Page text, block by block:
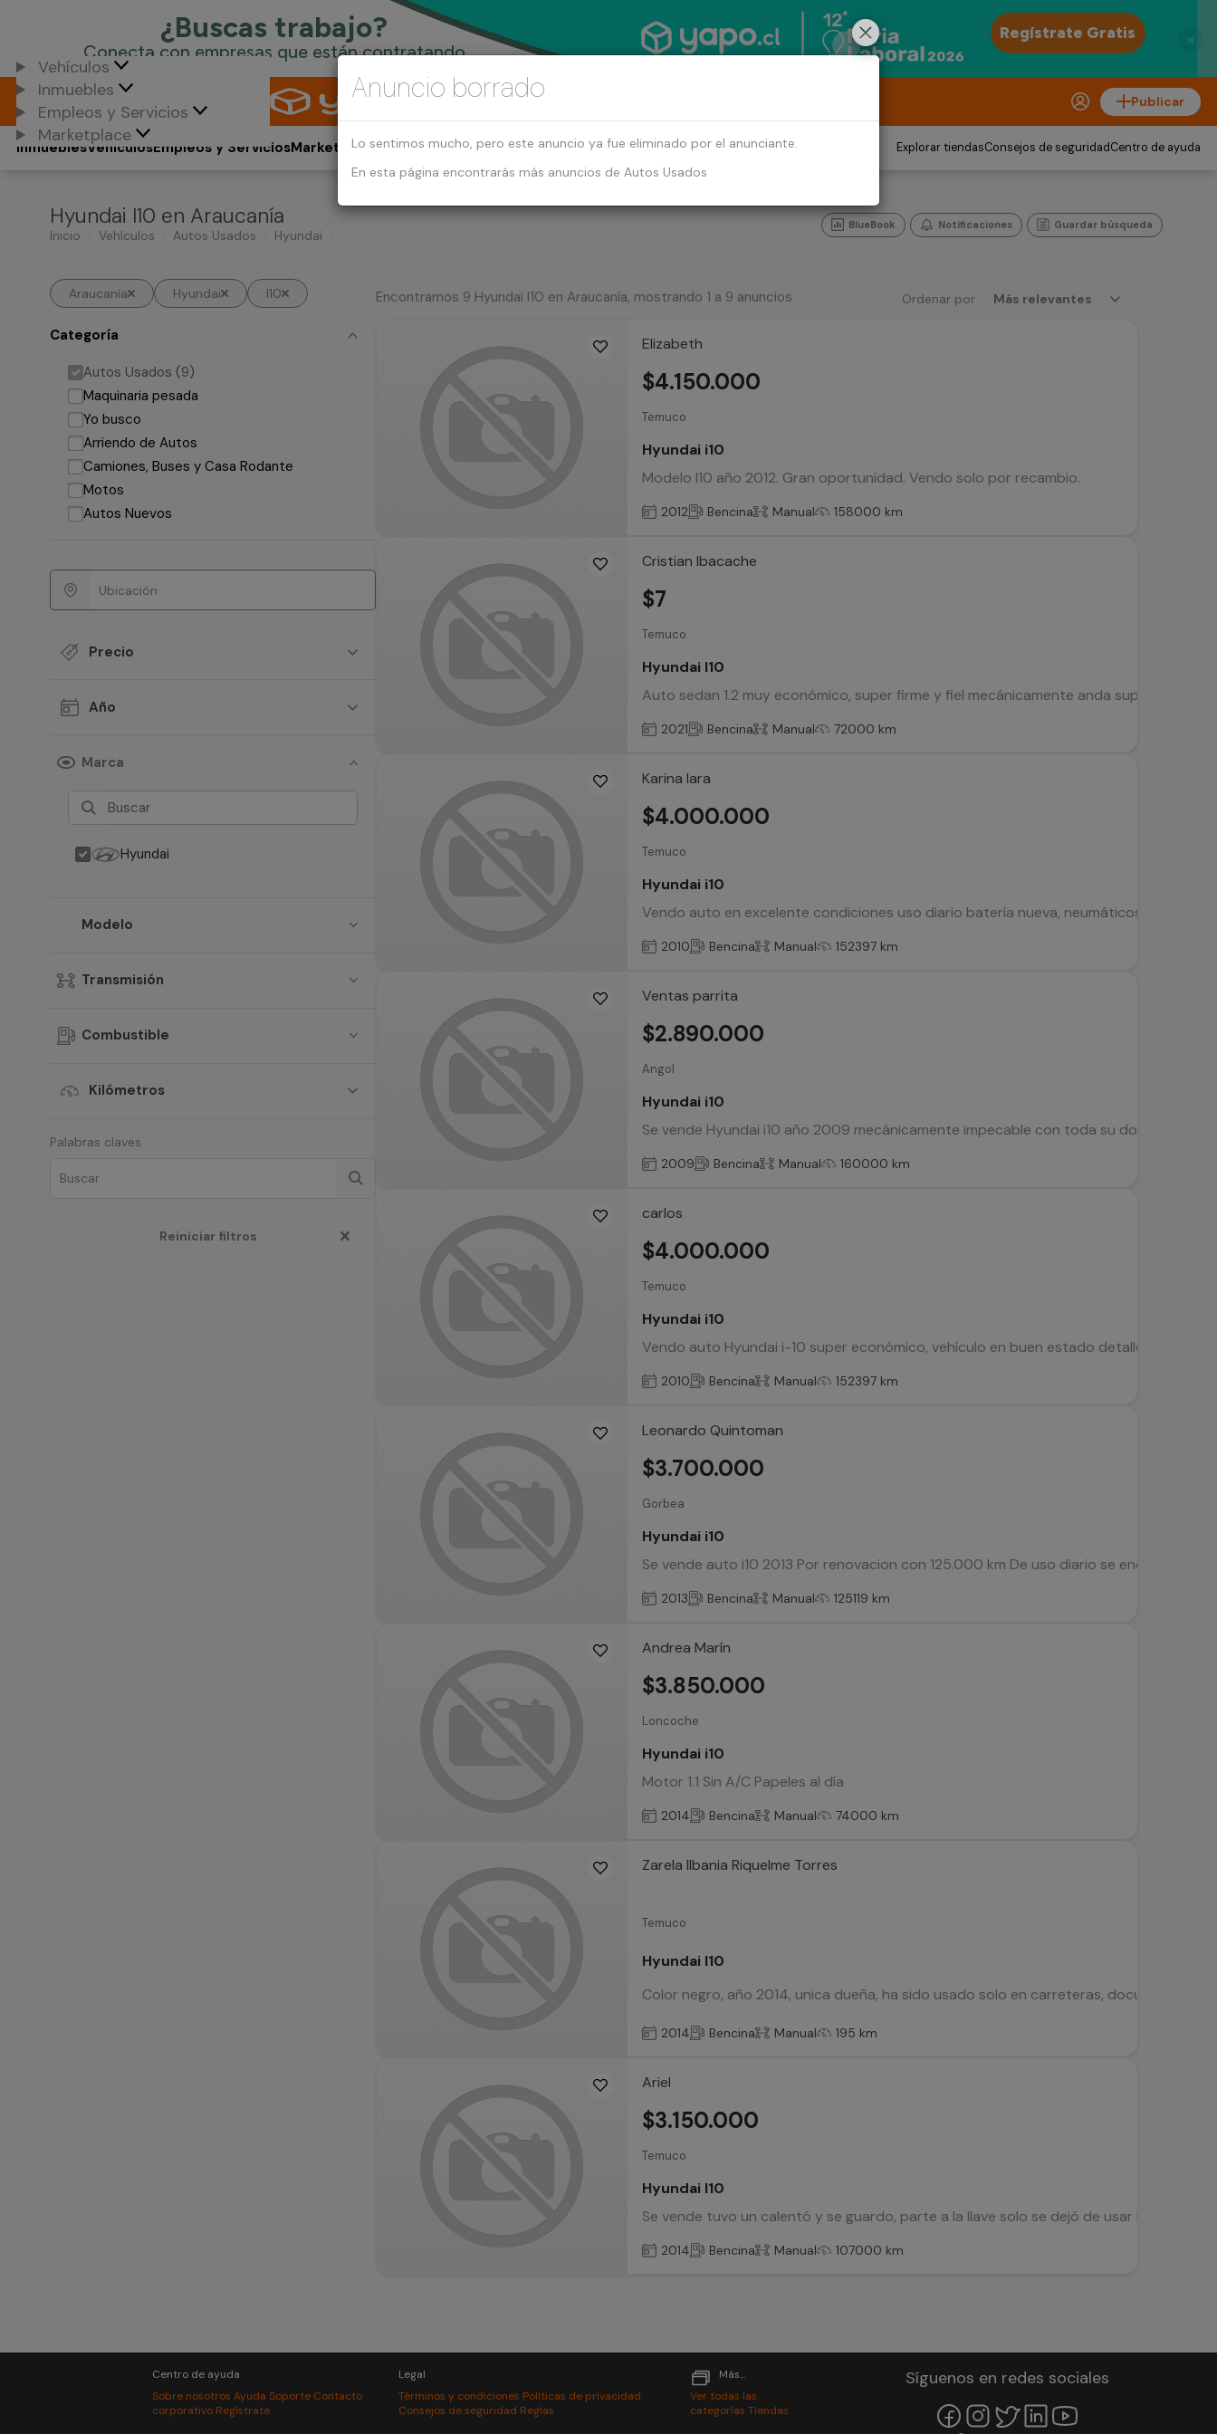
×
Vehículos
Inmuebles
Empleos y Servicios
Marketplace
Publicar
Vehículos
Inmuebles Empleos y ServiciosMarketplace Explorar tiendasConsejos de seguridadCentro de ayuda
Hyundai I10 en Araucanía
Inicio Vehículos Autos Usados Hyundai
BlueBook Notificaciones Guardar búsqueda
Araucanía Hyundai I10
Categoría
Autos Usados (9)
Maquinaria pesada
Yo busco
Arriendo de Autos
Camiones, Buses y Casa Rodante
Motos
Autos Nuevos
Precio
Año
Marca
Hyundai
Modelo
Transmisión
Combustible
Kilómetros
Palabras claves
Reiniciar filtros
Ordenar por Más relevantes
Encontramos 9 Hyundai I10 en Araucanía, mostrando 1 a 9 anuncios
Elizabeth
Temuco
Hyundai i10
Modelo I10 año 2012. Gran oportunidad. Vendo solo por recambio.
$4.150.000
2012 Bencina Manual 158000 km
Cristian Ibacache
Temuco
Hyundai I10
Auto sedan 1.2 muy económico, super firme y fiel mecánicamente anda super bien.
$7
2021 Bencina Manual 72000 km
Karina lara
Temuco
Hyundai i10
Vendo auto en excelente condiciones uso diario batería nueva, neumáticos traseros
$4.000.000
2010 Bencina Manual 152397 km
Ventas parrita
Angol
Hyundai i10
Se vende Hyundai i10 año 2009 mecánicamente impecable con toda su
$2.890.000
2009 Bencina Manual 160000 km
carlos
Temuco
Hyundai i10
Vendo auto Hyundai i-10 super económico, vehículo en buen estado detalles de
$4.000.000
2010 Bencina Manual 152397 km
Leonardo Quintoman
Gorbea
Hyundai i10
Se vende auto i10 2013 Por renovacion con 125.000 km De uso diario se encuentra
$3.700.000
2013 Bencina Manual 125119 km
Andrea Marín
Loncoche
Hyundai i10
Motor 1.1 Sin A/C Papeles al día
$3.850.000
2014 Bencina Manual 74000 km
Zarela Ilbania Riquelme Torres
Temuco
Hyundai I10
Color negro, año 2014, unica dueña, ha sido usado solo en carreteras, documentos
2014 Bencina Manual 195 km
Ariel
Temuco
Hyundai I10
Se vende tuvo un calentó y se guardo, parte a la llave solo se dejó de usar hace 1
$3.150.000
2014 Bencina Manual 107000 km
Anuncio borrado
Lo sentimos mucho, pero este anuncio ya fue eliminado por el anunciante.
En esta página encontrarás más anuncios de Autos Usados
Centro de ayuda
Sobre nosotros Ayuda Soporte Contacto
corporativo Regístrate
Legal
Términos y condiciones Políticas de privacidad
Consejos de seguridad Reglas
Más...
Ver todas las
categorías Tiendas
Síguenos en redes sociales